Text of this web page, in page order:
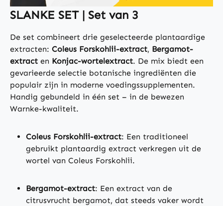
SLANKE SET | Set van 3
De set combineert drie geselecteerde plantaardige
extracten: Coleus Forskohlii-extract, Bergamot-
extract en Konjac-wortelextract. De mix biedt een
gevarieerde selectie botanische ingrediënten die
populair zijn in moderne voedingssupplementen.
Handig gebundeld in één set – in de bewezen
Warnke-kwaliteit.
Coleus Forskohlii-extract: Een traditioneel
gebruikt plantaardig extract verkregen uit de
wortel van Coleus Forskohlii.
Bergamot-extract: Een extract van de
citrusvrucht bergamot, dat steeds vaker wordt